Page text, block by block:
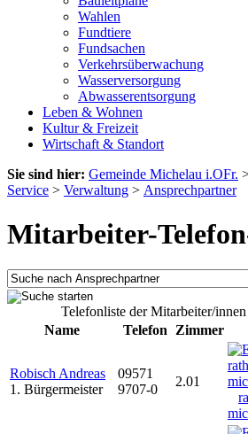
Wahlen
Fundtiere
Fundsachen
Verkehrsüberwachung
Wasserversorgung
Abwasserentsorgung
Leben & Wohnen
Kultur & Freizeit
Wirtschaft & Standort
Sie sind hier: Gemeinde Michelau i.OFr.
Service > Verwaltung > Ansprechpartner
Mitarbeiter-
Telefonliste der Mitarbeiter/
Name
Telefon Zimmer
Robisch Andreas
1. Bürgermeister
09571
9707-0
2.01